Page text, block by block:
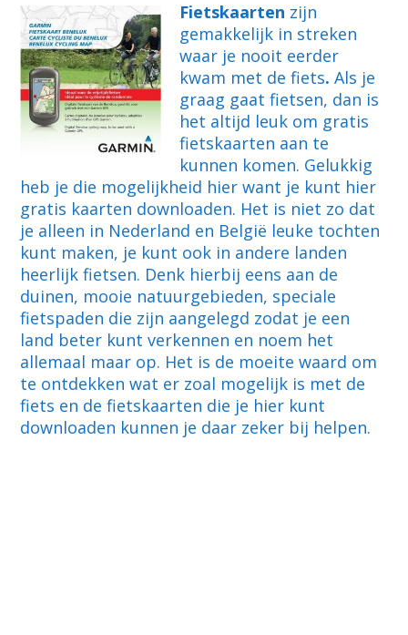
Fietskaarten zijn
gemakkelijk in streken
waar je nooit eerder
kwam met de fiets. Als je
graag gaat fietsen, dan is
het altijd leuk om gratis
fietskaarten aan te
kunnen komen. Gelukkig
heb je die mogelijkheid hier want je kunt hier
gratis kaarten downloaden. Het is niet zo dat
je alleen in Nederland en België leuke tochten
kunt maken, je kunt ook in andere landen
heerlijk fietsen. Denk hierbij eens aan de
duinen, mooie natuurgebieden, speciale
fietspaden die zijn aangelegd zodat je een
land beter kunt verkennen en noem het
allemaal maar op. Het is de moeite waard om
te ontdekken wat er zoal mogelijk is met de
fiets en de fietskaarten die je hier kunt
downloaden kunnen je daar zeker bij helpen.